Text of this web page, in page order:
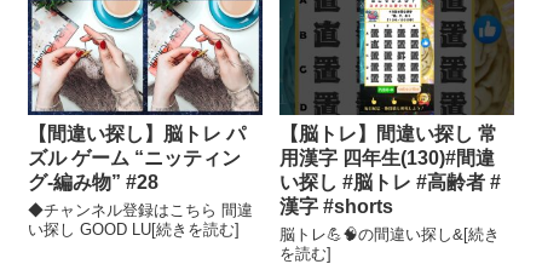
【間違い探し】脳トレ パ
ズル ゲーム “ニッティン
グ‐編み物” #28
◆チャンネル登録はこちら 間違
い探し GOOD LU[続きを読む]
【脳トレ】間違い探し 常
用漢字 四年生(130)#間違
い探し #脳トレ #高齢者 #
漢字 #shorts
脳トレ💪🧠の間違い探し&[続き
を読む]